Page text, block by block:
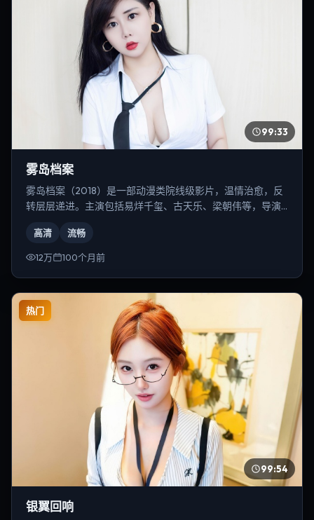
99:33
雾岛档案
雾岛档案（2018）是一部动漫类院线级影片，温情治愈，反
转层层递进。主演包括易烊千玺、古天乐、梁朝伟等，导演
高清 流畅
12万 100个月前
热门
99:54
银翼回响